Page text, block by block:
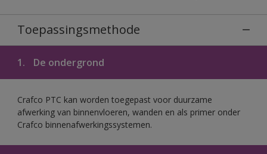
Toepassingsmethode
1. De ondergrond
Crafco PTC kan worden toegepast voor duurzame
afwerking van binnenvloeren, wanden en als primer onder
Crafco binnenafwerkingssystemen.